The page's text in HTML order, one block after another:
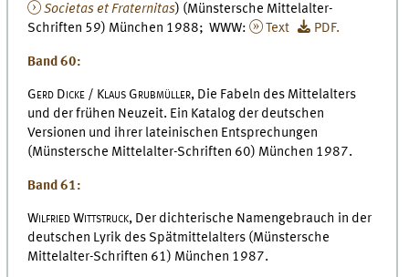
Societas et Fraternitas) (Münstersche Mittelalter-
Schriften 59) München 1988; WWW:
Text PDF.
Band 60:
Gerd Dicke / Klaus Grubmüller, Die Fabeln des Mittelalters
und der frühen Neuzeit. Ein Katalog der deutschen
Versionen und ihrer lateinischen Entsprechungen
(Münstersche Mittelalter-Schriften 60) München 1987.
Band 61:
Wilfried Wittstruck, Der dichterische Namengebrauch in der
deutschen Lyrik des Spätmittelalters (Münstersche
Mittelalter-Schriften 61) München 1987.